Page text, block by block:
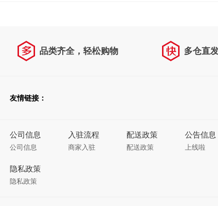
品类齐全，轻松购物 多仓直
友情链接：
公司信息
公司信息
入驻流程
商家入驻
配送政策
配送政策
公告信息
上线啦
隐私政策
隐私政策